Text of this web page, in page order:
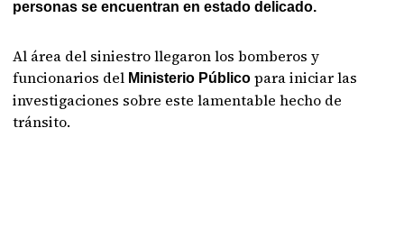
personas se encuentran en estado delicado.
Al área del siniestro llegaron los bomberos y
funcionarios del Ministerio Público para iniciar las
investigaciones sobre este lamentable hecho de
tránsito.